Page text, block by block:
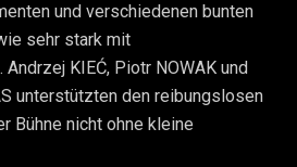
und verschiedenen bunten
sehr stark mit
KIEĆ, Piotr NOWAK und
unterstützten den reibungslosen
Bühne nicht ohne kleine